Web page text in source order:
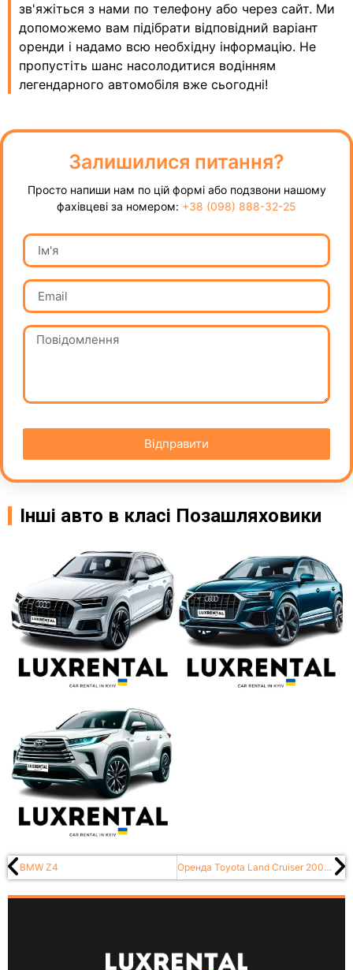
зв'яжіться з нами по телефону або через сайт. Ми
допоможемо вам підібрати відповідний варіант
оренди і надамо всю необхідну інформацію. Не
пропустіть шанс насолодитися водінням
легендарного автомобіля вже сьогодні!
Залишилися питання?
Просто напиши нам по цій формі або подзвони нашому
фахівцеві за номером: +38 (098) 888-32-25
Відправити
Інші авто в класі Позашляховики
BMW Z4 Оренда Toyota Land Cruiser 200 в Києві